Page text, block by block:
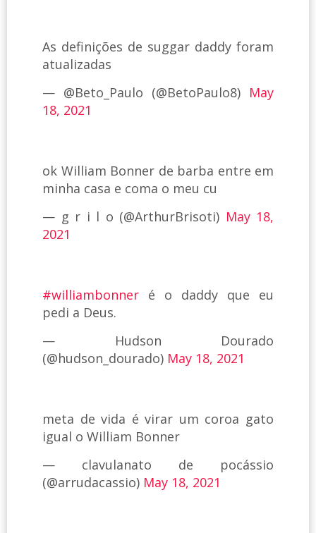
As definições de suggar daddy foram
atualizadas
— @Beto_Paulo (@BetoPaulo8) May
18, 2021
ok William Bonner de barba entre em
minha casa e coma o meu cu
— g r i l o (@ArthurBrisoti) May 18,
2021
#williambonner é o daddy que eu
pedi a Deus.
— Hudson Dourado
(@hudson_dourado) May 18, 2021
meta de vida é virar um coroa gato
igual o William Bonner
— clavulanato de pocássio
(@arrudacassio) May 18, 2021